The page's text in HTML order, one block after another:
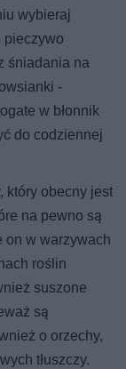
wybieraj
pieczywo
śniadania na
-
w błonnik
do codziennej
który obecny jest
na pewno są
on w warzywach
roślin
suszone
są
o orzechy,
tłuszczy.